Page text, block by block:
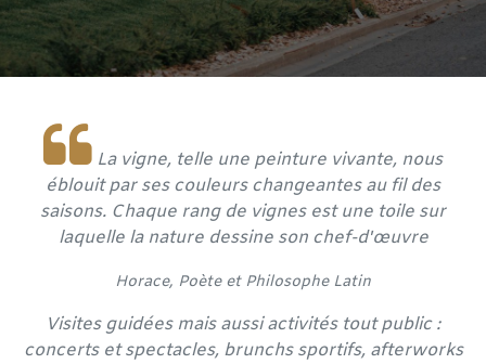
La vigne, telle une peinture vivante, nous
éblouit par ses couleurs changeantes au fil des
saisons. Chaque rang de vignes est une toile sur
laquelle la nature dessine son chef-d'œuvre
​Horace, Poète et Philosophe Latin
Visites guidées mais aussi activités tout public :
concerts et spectacles, brunchs sportifs, afterworks